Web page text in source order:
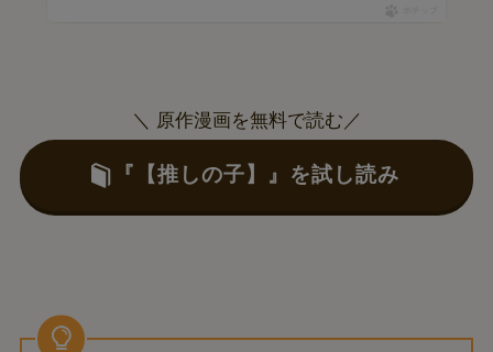
＼ 原作漫画を無料で読む／
『【推しの子】』を試し読み